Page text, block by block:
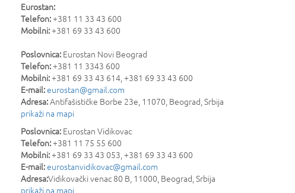
Eurostan:
Telefon:+381 11 33 43 600
Mobilni:+381 69 33 43 600
Poslovnica: Eurostan Novi Beograd
Telefon:+381 11 3343 600
Mobilni:+381 69 33 43 614, +381 69 33 43 600
E-mail:eurostan@gmail.com
Adresa:Antifašističke Borbe 23e, 11070, Beograd,Srbija
prikaži na mapi
Poslovnica: Eurostan Vidikovac
Telefon:+381 11 75 55 600
Mobilni:+381 69 33 43 053, +381 69 33 43 600
E-mail:eurostanvidikovac@gmail.com
Adresa:Vidikovački venac 80 B, 11000, Beograd,Srbija
prikaži na mapi